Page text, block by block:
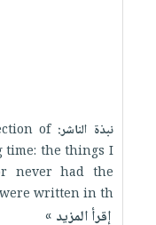
نبذة الناشر:of
time: the things I
never had the
written in th...
إقرأ المزيد »